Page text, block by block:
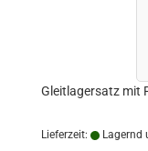
Gleitlagersatz mit
Lieferzeit: Lagernd